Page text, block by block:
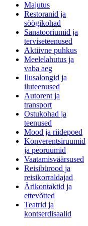
Majutus
Restoranid ja
söögikohad
Sanatooriumid ja
terviseteenused
Aktiivne puhkus
Meelelahutus ja
vaba aeg
Ilusalongid ja
iluteenused
Autorent ja
transport
Ostukohad ja
teenused
Mood ja riidepoed
Konverentsiruumid
ja peoruumid
Vaatamisväärsused
Reisibürood ja
reisikorraldajad
Ärikontaktid ja
ettevõtted
Teatrid ja
kontserdisaalid